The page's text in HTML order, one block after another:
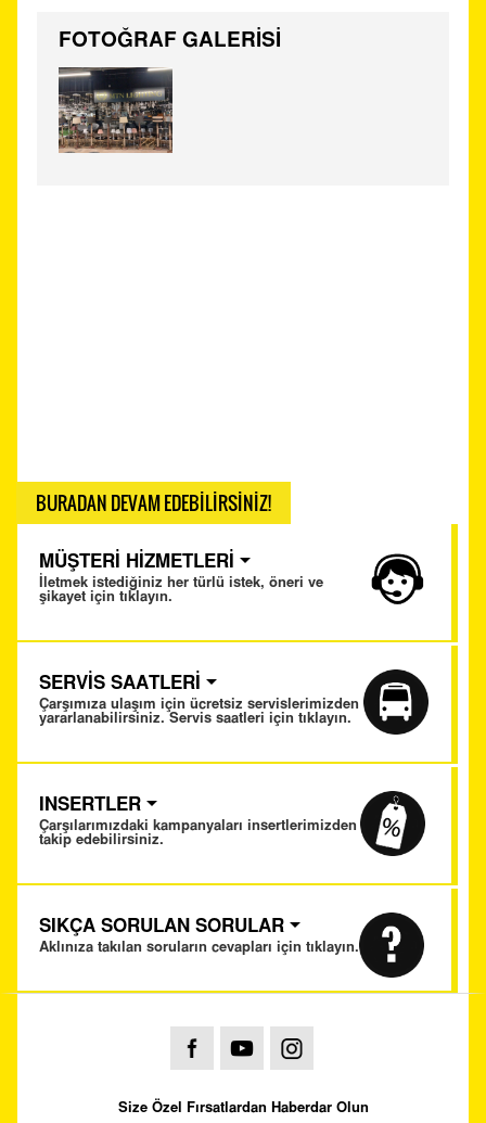
FOTOĞRAF GALERİSİ
BURADAN DEVAM EDEBİLİRSİNİZ!
MÜŞTERİ HİZMETLERİ
İletmek istediğiniz her türlü istek, öneri ve
şikayet için tıklayın.
SERVİS SAATLERİ
Çarşımıza ulaşım için ücretsiz servislerimizden
yararlanabilirsiniz. Servis saatleri için tıklayın.
INSERTLER
Çarşılarımızdaki kampanyaları insertlerimizden
takip edebilirsiniz.
SIKÇA SORULAN SORULAR
Aklınıza takılan soruların cevapları için tıklayın.
Size Özel Fırsatlardan Haberdar Olun